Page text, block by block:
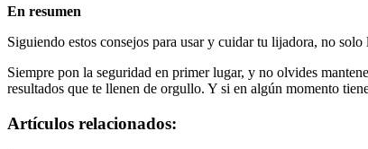
En resumen
Siguiendo estos consejos para usar y cuidar tu lijadora, no
Siempre pon la seguridad en primer lugar, y no olvides
resultados que te llenen de orgullo. Y si en algún momento
Artículos relacionados: